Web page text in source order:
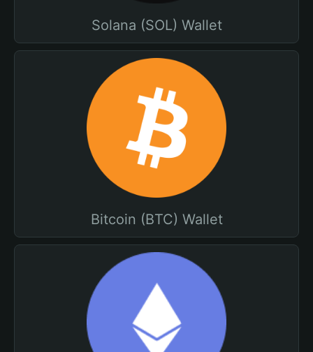
Solana (SOL) Wallet
Bitcoin (BTC) Wallet